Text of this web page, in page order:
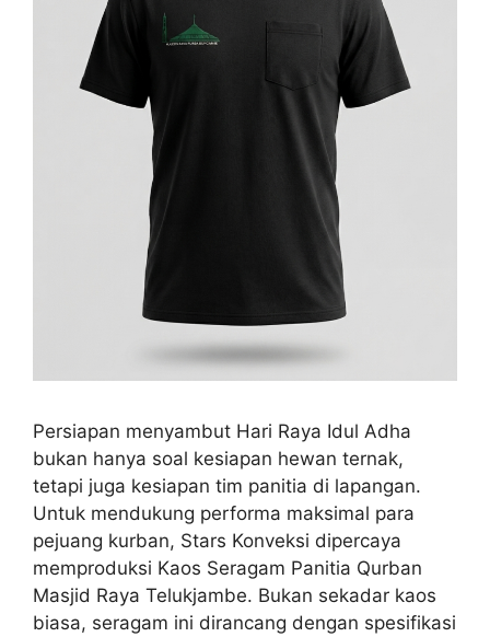
Persiapan menyambut Hari Raya Idul Adha
bukan hanya soal kesiapan hewan ternak,
tetapi juga kesiapan tim panitia di lapangan.
Untuk mendukung performa maksimal para
pejuang kurban, Stars Konveksi dipercaya
memproduksi Kaos Seragam Panitia Qurban
Masjid Raya Telukjambe. Bukan sekadar kaos
biasa, seragam ini dirancang dengan spesifikasi